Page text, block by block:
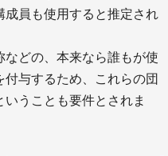
成員も使用すると推定され
などの、本来なら誰もが使
与するため、これらの団
うことも要件とされま